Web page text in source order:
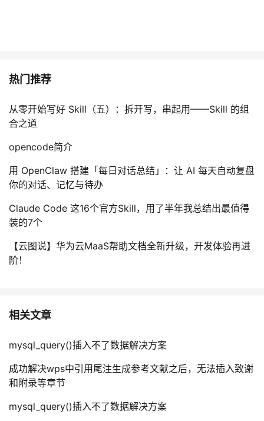
热门推荐
从零开始写好 Skill（五）：拆开写，串起用——Skill 的组
合之道
opencode简介
用 OpenClaw 搭建「每日对话总结」：让 AI 每天自动复盘
你的对话、记忆与待办
Claude Code 这16个官方Skill，用了半年我总结出最值得
装的7个
【云图说】华为云MaaS帮助文档全新升级，开发体验再进
阶！
相关文章
mysql_query()插入不了数据解决方案
成功解决wps中引用尾注生成参考文献之后，无法插入致谢
和附录等章节
mysql_query()插入不了数据解决方案